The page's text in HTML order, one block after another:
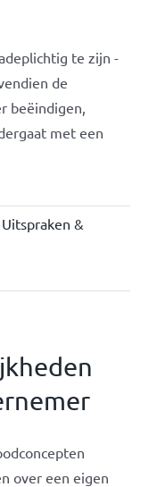
te zijn -
de
beëindigen,
met een
Uitspraken &
over een eigen